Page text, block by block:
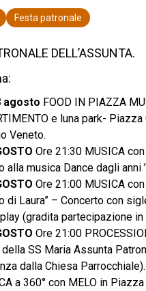
Festa patronale
DELL’ASSUNTA.
agosto FOOD IN PIAZZA
e luna park-
Veneto.
Ore 21:30 MUSICA
alla musica Dance dagli anni
Ore 21:00 MUSICA
di Laura” – Concerto con
(gradita partecipazione in
Ore 21:00
SS Maria Assunta
dalla Chiesa
a 360° con MELO in